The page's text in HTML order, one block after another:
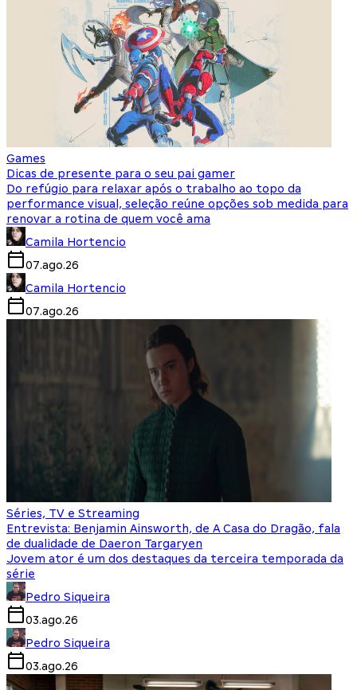
Games
Dicas de presente para o seu pai gamer
Do refúgio para relaxar após o trabalho ao topo da
performance visual, seleção reúne opções sob medida para
renovar a rotina de quem você ama
Camila Hortencio
07.ago.26
Camila Hortencio
07.ago.26
Séries, TV e Streaming
Entrevista: Benjamin Ainsworth, de A Casa do Dragão, fala
de dualidade de Daeron Targaryen
Jovem ator é um dos destaques da terceira temporada da
série
Pedro Siqueira
03.ago.26
Pedro Siqueira
03.ago.26